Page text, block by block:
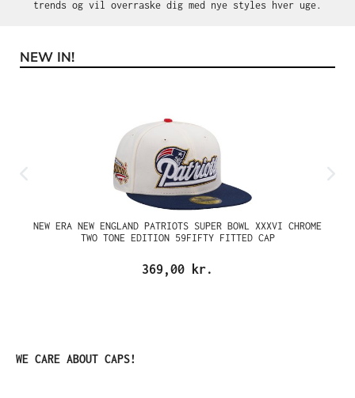
trends og vil overraske dig med nye styles hver uge.
Spring produktgalleriet over
NEW IN!
NEW ERA NEW ENGLAND PATRIOTS SUPER BOWL XXXVI CHROME
TWO TONE EDITION 59FIFTY FITTED CAP
369,00 kr.
Spring produktgalleriet over
WE CARE ABOUT CAPS!